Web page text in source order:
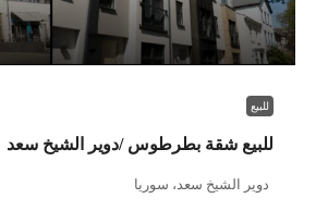
للبيع
للبيع شقة بطرطوس /دوير الشيخ سعد
دوير الشيخ سعد، سوريا